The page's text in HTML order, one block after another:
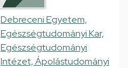
Debreceni Egyetem,
Egészségtudományi Kar,
Egészségtudományi
Intézet, Ápolástudományi